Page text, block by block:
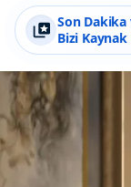
Son
Bizi